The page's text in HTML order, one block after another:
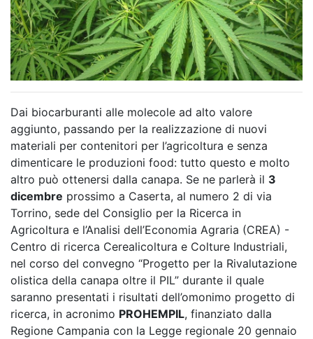
Dai biocarburanti alle molecole ad alto valore
aggiunto, passando per la realizzazione di nuovi
materiali per contenitori per l’agricoltura e senza
dimenticare le produzioni food: tutto questo e molto
altro può ottenersi dalla canapa. Se ne parlerà il 3
dicembre prossimo a Caserta, al numero 2 di via
Torrino, sede del Consiglio per la Ricerca in
Agricoltura e l’Analisi dell’Economia Agraria (CREA) -
Centro di ricerca Cerealicoltura e Colture Industriali,
nel corso del convegno “Progetto per la Rivalutazione
olistica della canapa oltre il PIL” durante il quale
saranno presentati i risultati dell’omonimo progetto di
ricerca, in acronimo PROHEMPIL, finanziato dalla
Regione Campania con la Legge regionale 20 gennaio